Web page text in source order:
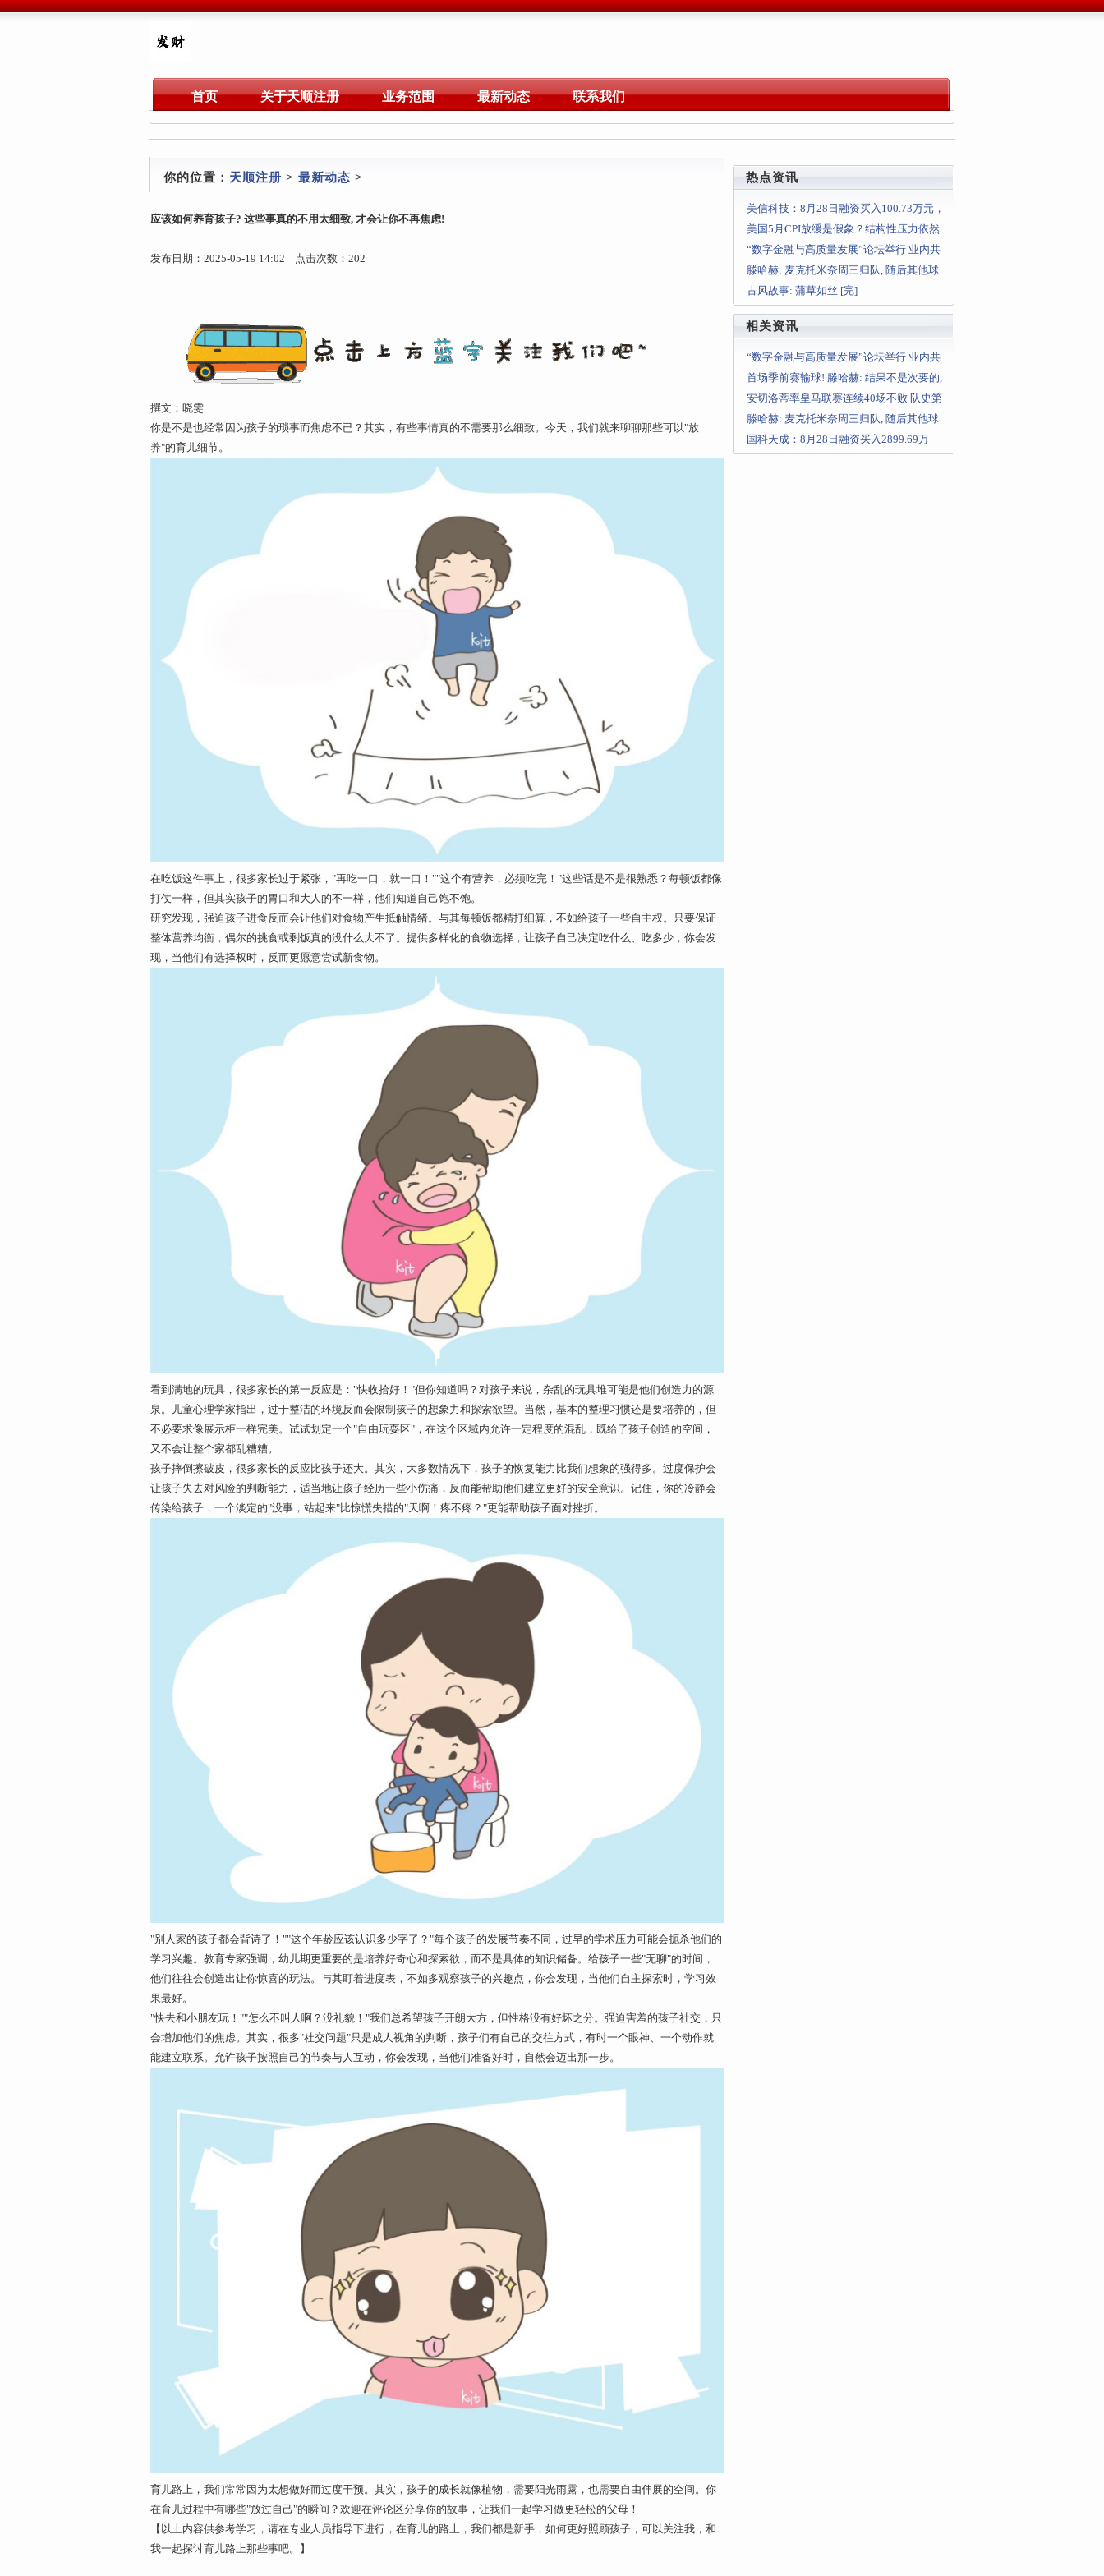
首页 关于天顺注册 业务范围 最新动态 联系我们
你的位置： 天顺注册 > 最新动态 >
应该如何养育孩子? 这些事真的不用太细致, 才会让你不再焦虑!
发布日期：2025-05-19 14:02 点击次数：202
撰文：晓雯
你是不是也经常因为孩子的琐事而焦虑不已？其实，有些事情真的不需要那么细致。今天，我们就来聊聊那些可以"放
养"的育儿细节。
在吃饭这件事上，很多家长过于紧张，"再吃一口，就一口！""这个有营养，必须吃完！"这些话是不是很熟悉？每顿饭都像
打仗一样，但其实孩子的胃口和大人的不一样，他们知道自己饱不饱。
研究发现，强迫孩子进食反而会让他们对食物产生抵触情绪。与其每顿饭都精打细算，不如给孩子一些自主权。只要保证
整体营养均衡，偶尔的挑食或剩饭真的没什么大不了。提供多样化的食物选择，让孩子自己决定吃什么、吃多少，你会发
现，当他们有选择权时，反而更愿意尝试新食物。
看到满地的玩具，很多家长的第一反应是："快收拾好！"但你知道吗？对孩子来说，杂乱的玩具堆可能是他们创造力的源
泉。儿童心理学家指出，过于整洁的环境反而会限制孩子的想象力和探索欲望。当然，基本的整理习惯还是要培养的，但
不必要求像展示柜一样完美。试试划定一个"自由玩耍区"，在这个区域内允许一定程度的混乱，既给了孩子创造的空间，
又不会让整个家都乱糟糟。
孩子摔倒擦破皮，很多家长的反应比孩子还大。其实，大多数情况下，孩子的恢复能力比我们想象的强得多。过度保护会
让孩子失去对风险的判断能力，适当地让孩子经历一些小伤痛，反而能帮助他们建立更好的安全意识。记住，你的冷静会
传染给孩子，一个淡定的"没事，站起来"比惊慌失措的"天啊！疼不疼？"更能帮助孩子面对挫折。
"别人家的孩子都会背诗了！""这个年龄应该认识多少字了？"每个孩子的发展节奏不同，过早的学术压力可能会扼杀他们的
学习兴趣。教育专家强调，幼儿期更重要的是培养好奇心和探索欲，而不是具体的知识储备。给孩子一些"无聊"的时间，
他们往往会创造出让你惊喜的玩法。与其盯着进度表，不如多观察孩子的兴趣点，你会发现，当他们自主探索时，学习效
果最好。
"快去和小朋友玩！""怎么不叫人啊？没礼貌！"我们总希望孩子开朗大方，但性格没有好坏之分。强迫害羞的孩子社交，只
会增加他们的焦虑。其实，很多"社交问题"只是成人视角的判断，孩子们有自己的交往方式，有时一个眼神、一个动作就
能建立联系。允许孩子按照自己的节奏与人互动，你会发现，当他们准备好时，自然会迈出那一步。
育儿路上，我们常常因为太想做好而过度干预。其实，孩子的成长就像植物，需要阳光雨露，也需要自由伸展的空间。你
在育儿过程中有哪些"放过自己"的瞬间？欢迎在评论区分享你的故事，让我们一起学习做更轻松的父母！
【以上内容供参考学习，请在专业人员指导下进行，在育儿的路上，我们都是新手，如何更好照顾孩子，可以关注我，和
我一起探讨育儿路上那些事吧。】
热点资讯
美信科技：8月28日融资买入100.73万元，
融资融券余额397
美国5月CPI放缓是假象？结构性压力依然
存在，美联储今夏或持观望
“数字金融与高质量发展”论坛举行 业内共
论数字金融发展前景
滕哈赫: 麦克托米奈周三归队, 随后其他球
员将逐渐回归
古风故事: 蒲草如丝 [完]
相关资讯
“数字金融与高质量发展”论坛举行 业内共
论数字金融发展前景
首场季前赛输球! 滕哈赫: 结果不是次要的,
我们应该表现更好
安切洛蒂率皇马联赛连续40场不败 队史第
1人！
滕哈赫: 麦克托米奈周三归队, 随后其他球
员将逐渐回归
国科天成：8月28日融资买入2899.69万